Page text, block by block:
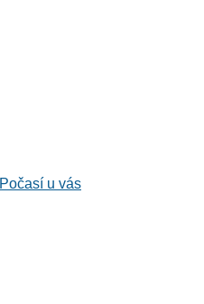
Počasí u vás